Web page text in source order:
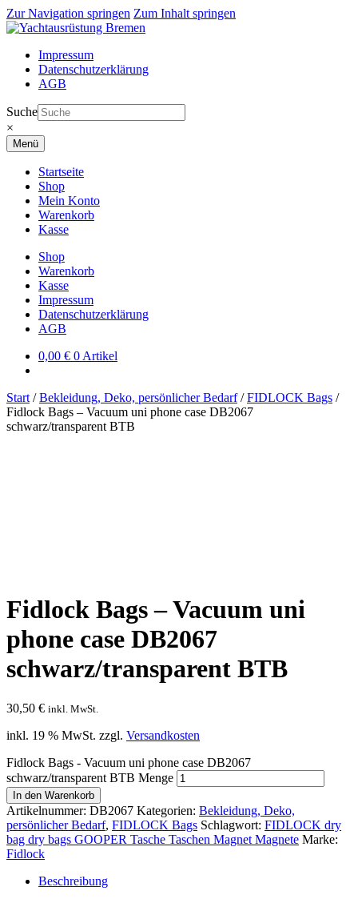
Zur Navigation springen Zum Inhalt springen
Impressum
Datenschutzerklärung
AGB
Suche
×
Menü
Startseite
Shop
Mein Konto
Warenkorb
Kasse
Shop
Warenkorb
Kasse
Impressum
Datenschutzerklärung
AGB
0,00 € 0 Artikel
Start /Bekleidung, Deko, persönlicher Bedarf/FIDLOCK Bags /
Fidlock Bags – Vacuum uni phone case DB2067
schwarz/transparent BTB
Fidlock Bags – Vacuum uni
phone case DB2067
schwarz/transparent BTB
30,50 € inkl. MwSt.
inkl. 19 % MwSt. zzgl. Versandkosten
Fidlock Bags - Vacuum uni phone case DB2067
schwarz/transparent BTB Menge
In den Warenkorb
Artikelnummer: DB2067 Kategorien: Bekleidung, Deko,
persönlicher Bedarf, FIDLOCK Bags Schlagwort: FIDLOCK dry
bag dry bags GOOPER Tasche Taschen Magnet Magnete Marke:
Fidlock
Beschreibung